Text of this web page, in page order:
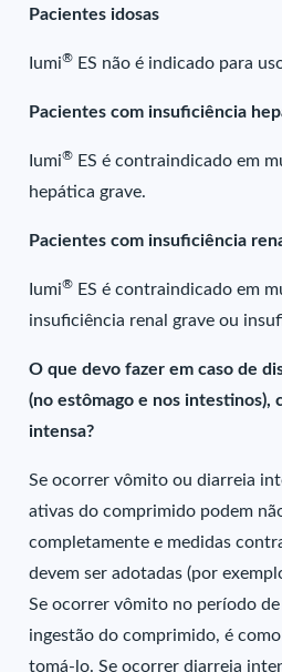
Pacientes idosas
Iumi® ES não é indicado para
Pacientes com insuficiência
Iumi® ES é contraindicado em
hepática grave.
Pacientes com insuficiência
Iumi® ES é contraindicado em
insuficiência renal grave ou
O que devo fazer em caso de
(no estômago e nos intestinos),
intensa?
Se ocorrer vômito ou diarreia
ativas do comprimido podem
completamente e medidas
devem ser adotadas (por
Se ocorrer vômito no período de
ingestão do comprimido, é
tomá-lo. Se ocorrer diarreia